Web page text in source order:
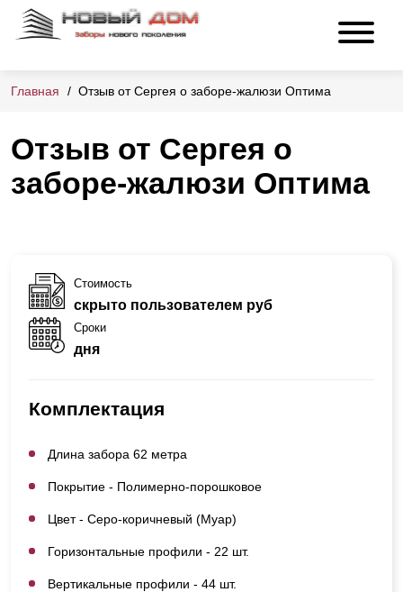
Главная Отзыв от Сергея о заборе-жалюзи Оптима
Отзыв от Сергея о
заборе-жалюзи Оптима
Стоимость
скрыто пользователем руб
Сроки
дня
Комплектация
Длина забора 62 метра
Покрытие - Полимерно-порошковое
Цвет - Серо-коричневый (Муар)
Горизонтальные профили - 22 шт.
Вертикальные профили - 44 шт.